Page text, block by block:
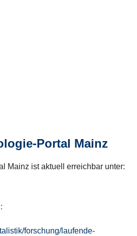
Portal Mainz
Mainz ist aktuell erreichbar unter:
forschung/laufende-